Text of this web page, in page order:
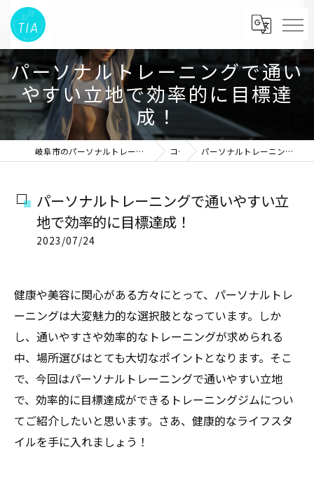
パーソナルトレーニングで通い
やすい立地で効率的に目標達
成！
岐阜市のパーソナルトレーニングならパーソナルトレーニングスタジオTIA コラム パーソナルトレーニングで通いやすい立地で効率的に目標達成！
パーソナルトレーニングで通いやすい立
地で効率的に目標達成！
2023/07/24
健康や美容に関心がある方々にとって、パーソナルトレ
ーニングは大変魅力的な選択肢となっています。しか
し、通いやすさや効率的なトレーニングが求められる
中、場所選びはとても大切なポイントとなります。そこ
で、今回はパーソナルトレーニングで通いやすい立地
で、効率的に目標達成ができるトレーニングジムについ
てご紹介したいと思います。さあ、健康的なライフスタ
イルを手に入れましょう！